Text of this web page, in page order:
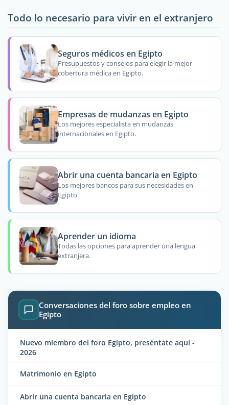
Todo lo necesario para vivir en el extranjero
Seguros médicos en Egipto
Presupuestos y consejos para elegir la mejor
cobertura médica en Egipto.
Empresas de mudanzas en Egipto
Los mejores especialista en mudanzas
internacionales en Egipto.
Abrir una cuenta bancaria en Egipto
Los mejores bancos para sus necesidades en
Egipto.
Aprender un idioma
Todas las opciones para aprender una lengua
extranjera.
Conversaciones del foro sobre empleo en
Egipto
Nuevo miembro del foro Egipto, preséntate aquí -
2026
Matrimonio en Egipto
Abrir una cuenta bancaria en Egipto